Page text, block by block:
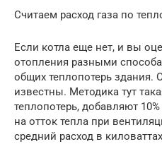
Считаем расход газа по
Если котла еще нет, и вы
отопления разными
общих теплопотерь здания.
известны. Методика тут
теплопотерь, добавляют
на отток тепла при
средний расход в